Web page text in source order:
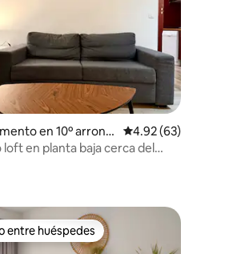
4.9 de 5; 268 evaluaciones
en 10º arrondi
Calificación
4.92 (63)
loft en planta baja cerca del
entre huéspedes
entre huéspedes